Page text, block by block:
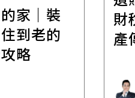
家｜裝
到老的
略
財
產